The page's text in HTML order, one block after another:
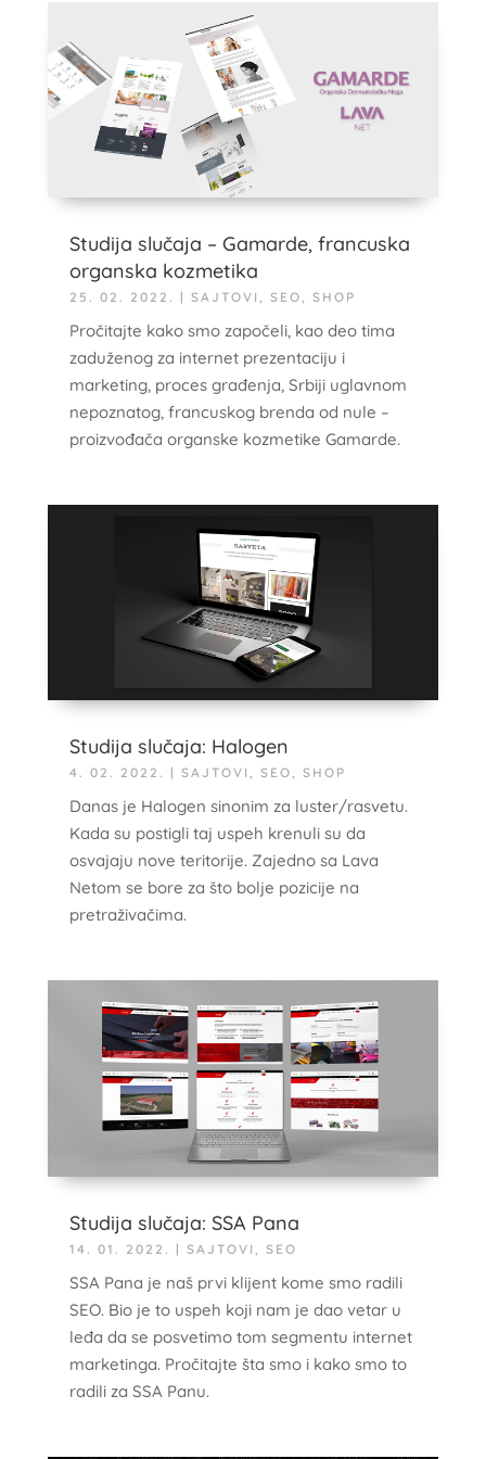
Studija slučaja – Gamarde, francuska
organska kozmetika
25. 02. 2022. | SAJTOVI , SEO, SHOP
Pročitajte kako smo započeli, kao deo tima
zaduženog za internet prezentaciju i
marketing, proces građenja, Srbiji uglavnom
nepoznatog, francuskog brenda od nule –
proizvođača organske kozmetike Gamarde.
Studija slučaja: Halogen
4. 02. 2022. | SAJTOVI , SEO, SHOP
Danas je Halogen sinonim za luster/rasvetu.
Kada su postigli taj uspeh krenuli su da
osvajaju nove teritorije. Zajedno sa Lava
Netom se bore za što bolje pozicije na
pretraživačima.
Studija slučaja: SSA Pana
14. 01. 2022. | SAJTOVI SEO
SSA Pana je naš prvi klijent kome smo radili
SEO. Bio je to uspeh koji nam je dao vetar u
leđa da se posvetimo tom segmentu internet
marketinga. Pročitajte šta smo i kako smo to
radili za SSA Panu.